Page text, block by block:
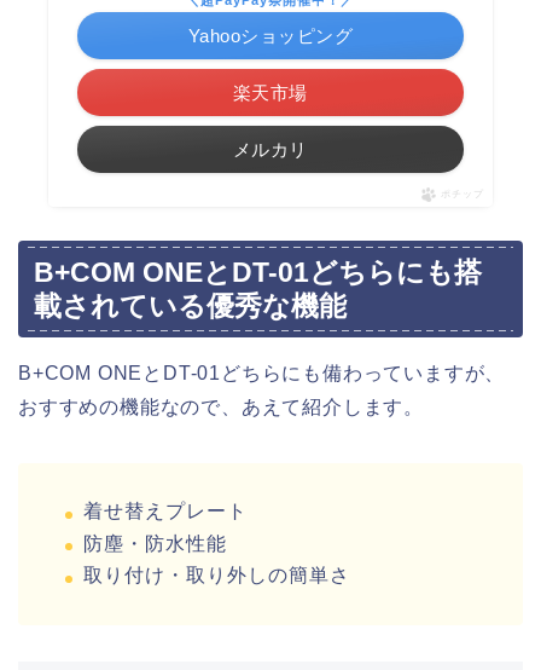
楽天市場
Yahooショッピング
メルカリ
ポチップ
B+COM ONEとDT-01どちらにも搭
載されている優秀な機能
B+COM ONEとDT-01どちらにも備わっていますが、
おすすめの機能なので、あえて紹介します。
着せ替えプレート
防塵・防水性能
取り付け・取り外しの簡単さ